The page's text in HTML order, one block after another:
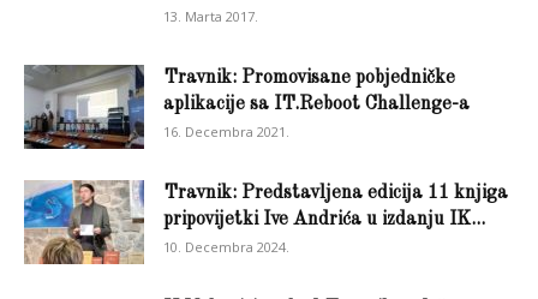
13. Marta 2017.
Travnik: Promovisane pobjedničke
aplikacije sa IT.Reboot Challenge-a
16. Decembra 2021.
Travnik: Predstavljena edicija 11 knjiga
pripovijetki Ive Andrića u izdanju IK...
10. Decembra 2024.